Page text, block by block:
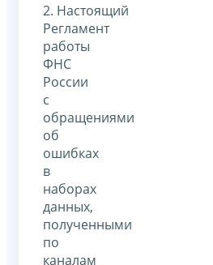
2. Настоящий
Регламент
работы
ФНС
России
с
обращениями
об
ошибках
в
наборах
данных,
полученными
по
каналам